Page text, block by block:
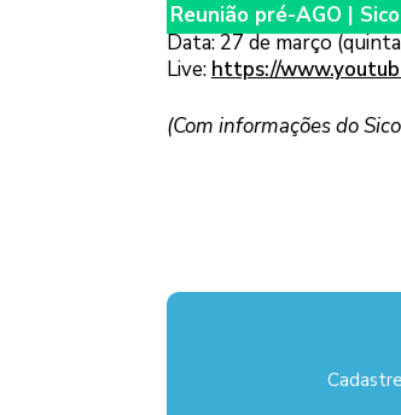
Reunião pré-AGO |
Data: 27 de março
Live: https://
(Com informações do